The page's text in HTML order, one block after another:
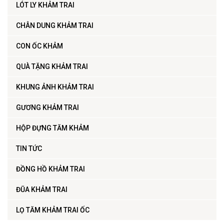
LÓT LY KHẢM TRAI
CHÂN DUNG KHẢM TRAI
CON ỐC KHẢM
QUÀ TẶNG KHẢM TRAI
KHUNG ẢNH KHẢM TRAI
GƯƠNG KHẢM TRAI
HỘP ĐỰNG TĂM KHẢM
TIN TỨC
ĐỒNG HỒ KHẢM TRAI
ĐŨA KHẢM TRAI
LỌ TĂM KHẢM TRAI ỐC